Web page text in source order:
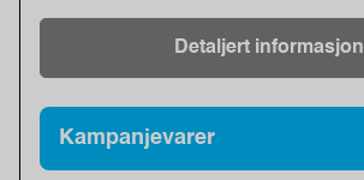
Detaljert informasjon
Kampanjevarer